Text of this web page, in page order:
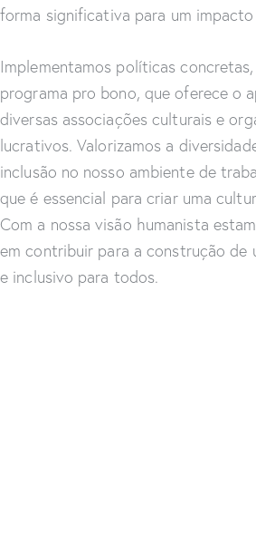
forma significativa para um
Implementamos políticas
programa pro bono, que oferece o
diversas associações culturais e
lucrativos. Valorizamos a
inclusão no nosso ambiente de
que é essencial para criar uma
Com a nossa visão humanista
em contribuir para a construção de
e inclusivo para todos.